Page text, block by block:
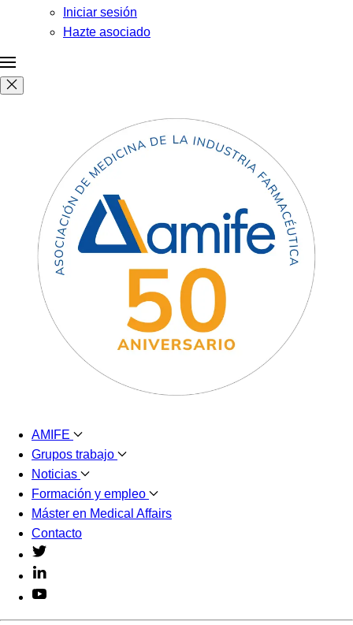
Iniciar sesión
Hazte asociado
AMIFE
Grupos trabajo
Noticias
Formación y empleo
Máster en Medical Affairs
Contacto